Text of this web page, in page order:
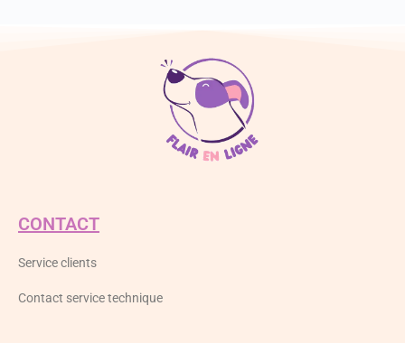
CONTACT
Service clients
Contact service technique